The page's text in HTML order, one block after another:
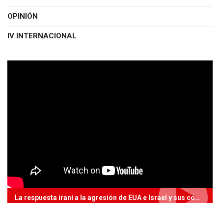
OPINIÓN
IV INTERNACIONAL
La respuesta iraní a la agresión de EUA e Israel y sus complicaciones_ Con Gilberto Conde